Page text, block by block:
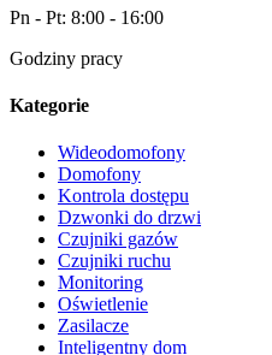
Pn - Pt: 8:00 - 16:00
Godziny pracy
Kategorie
Wideodomofony
Domofony
Kontrola dostępu
Dzwonki do drzwi
Czujniki gazów
Czujniki ruchu
Monitoring
Oświetlenie
Zasilacze
Inteligentny dom